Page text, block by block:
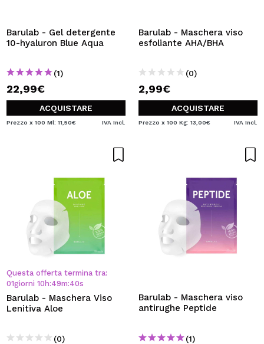
Creando un account su Maquibeauty.it potrai fare i tuoi
acquisti velocemente, controllare lo stato dei tuoi ordini e
consultare le tue operazioni precedenti.
CREARE UN ACCOUNT
Barulab - Gel detergente
10-hyaluron Blue Aqua
(1)
22,99€
ACQUISTARE
Prezzo x 100 Ml: 11,50€ IVA Incl.
Barulab - Maschera viso
esfoliante AHA/BHA
(0)
2,99€
ACQUISTARE
Prezzo x 100 Kg: 13,00€ IVA Incl.
Questa offerta termina tra:
01giorni 10 h:49m:39s
Barulab - Maschera Viso
Lenitiva Aloe
(0)
Barulab - Maschera viso
antirughe Peptide
(1)